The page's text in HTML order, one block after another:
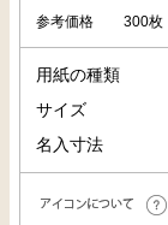
参考価格
300枚
用紙の種類
サイズ
名入寸法